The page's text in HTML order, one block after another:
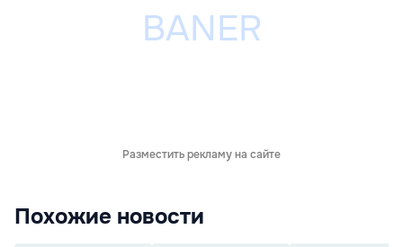
Разместить рекламу на сайте
Похожие новости